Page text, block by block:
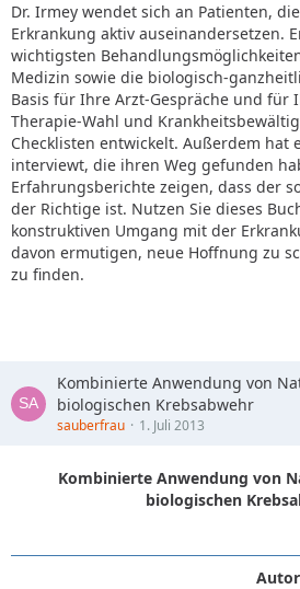
Dr. Irmey wendet sich an Patienten,
Erkrankung aktiv auseinandersetzen.
wichtigsten
Medizin sowie die biologisch-
Basis für Ihre Arzt-Gespräche und für
Therapie-Wahl und
Checklisten entwickelt. Außerdem hat
interviewt, die ihren Weg gefunden
Erfahrungsberichte zeigen, dass der
der Richtige ist. Nutzen Sie dieses
konstruktiven Umgang mit der
davon ermutigen, neue Hoffnung zu
zu finden.
Kombinierte Anwendung von
biologischen Krebsabwehr
sauberfrau 1. Juli 2013
Kombinierte Anwendung von
biologischen